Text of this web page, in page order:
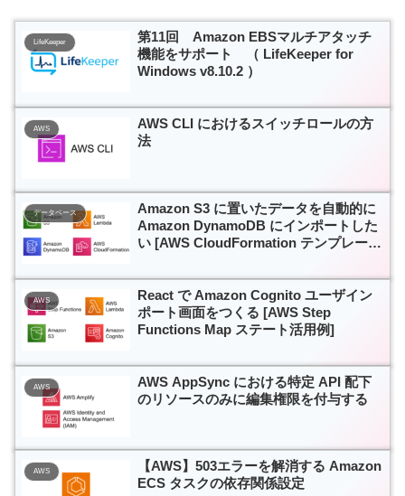
LifeKeeper
第11回 Amazon EBSマルチアタッチ
機能をサポート （ LifeKeeper for
Windows v8.10.2 ）
AWS
AWS CLI におけるスイッチロールの方
法
データベース
Amazon S3 に置いたデータを自動的に
Amazon DynamoDB にインポートした
い [AWS CloudFormation テンプレート
AWS
React で Amazon Cognito ユーザイン
ポート画面をつくる [AWS Step
Functions Map ステート活用例]
AWS
AWS AppSync における特定 API 配下
のリソースのみに編集権限を付与する
AWS
【AWS】503エラーを解消する Amazon
ECS タスクの依存関係設定